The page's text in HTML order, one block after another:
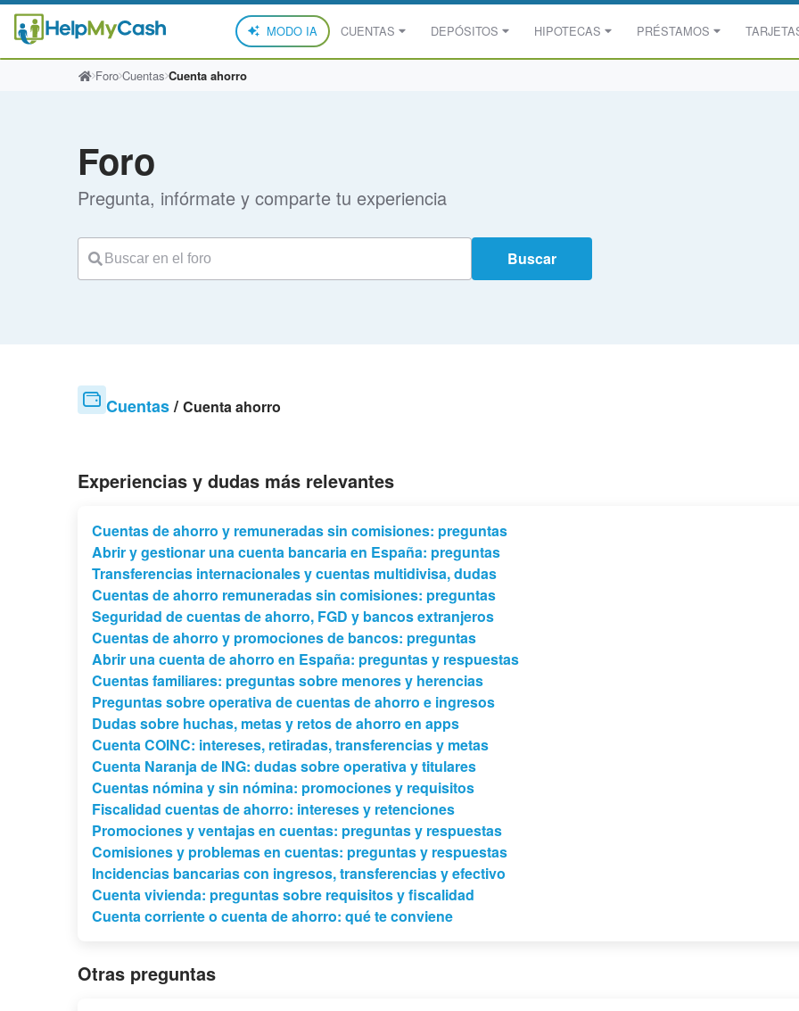
MODO IA CUENTAS DEPÓSITOS HIPOTECAS PRÉSTAMOS
Foro Cuentas Cuenta ahorro
Foro
Pregunta, infórmate y comparte tu experiencia
Buscar
Cuentas/ Cuenta ahorro
Experiencias y dudas más relevantes
Cuentas de ahorro y remuneradas sin comisiones: preguntas
Abrir y gestionar una cuenta bancaria en España: preguntas
Transferencias internacionales y cuentas multidivisa, dudas
Cuentas de ahorro remuneradas sin comisiones: preguntas
Seguridad de cuentas de ahorro, FGD y bancos extranjeros
Cuentas de ahorro y promociones de bancos: preguntas
Abrir una cuenta de ahorro en España: preguntas y respuestas
Cuentas familiares: preguntas sobre menores y herencias
Preguntas sobre operativa de cuentas de ahorro e ingresos
Dudas sobre huchas, metas y retos de ahorro en apps
Cuenta COINC: intereses, retiradas, transferencias y metas
Cuenta Naranja de ING: dudas sobre operativa y titulares
Cuentas nómina y sin nómina: promociones y requisitos
Fiscalidad cuentas de ahorro: intereses y retenciones
Promociones y ventajas en cuentas: preguntas y respuestas
Comisiones y problemas en cuentas: preguntas y respuestas
Incidencias bancarias con ingresos, transferencias y efectivo
Cuenta vivienda: preguntas sobre requisitos y fiscalidad
Cuenta corriente o cuenta de ahorro: qué te conviene
Otras preguntas